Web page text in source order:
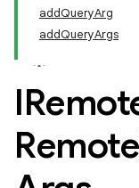
addQueryArg
addQueryArgs
Remote